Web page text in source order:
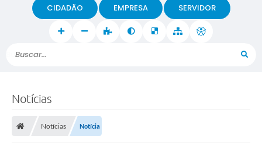
Buscar...
CIDADÃO EMPRESA SERVIDOR
Notícias
Notícias Notícia